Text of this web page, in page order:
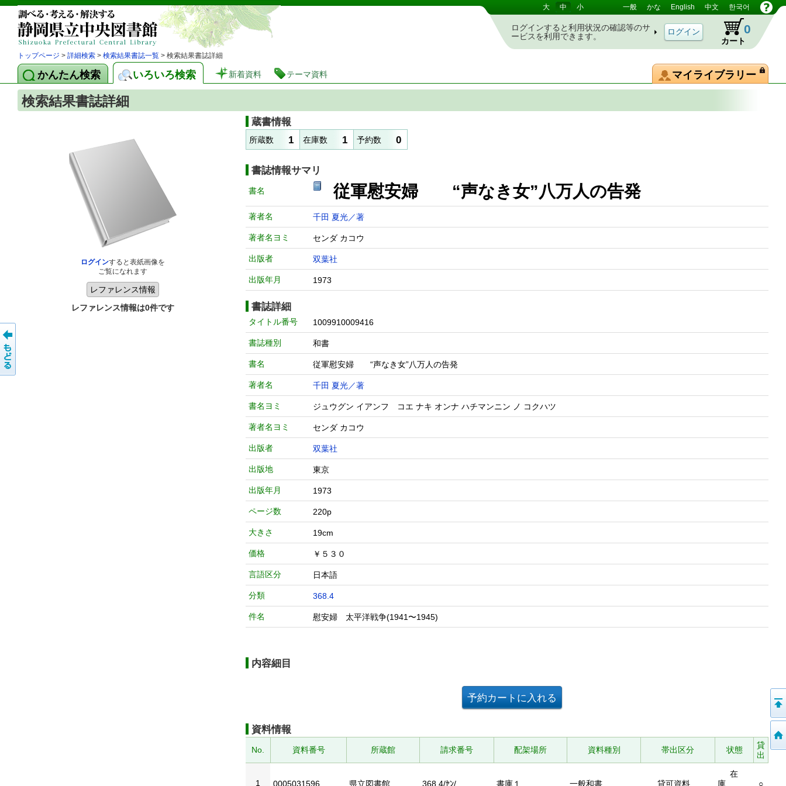
静岡県立図書館 蔵書検索・予約システム 大 中 小 一般 かな English 中文 한국어
ログインすると利用状況の確認等のサ
ービスを利用できます。
カート
0
トップページ > 詳細検索 > 検索結果書誌一覧 > 検索結果書誌詳細
かんたん検索 いろいろ検索 新着資料 テーマ資料 マイライブラリー
検索結果書誌詳細
ログインすると表紙画像を
ご覧になれます
レファレンス情報は0件です
蔵書情報
所蔵数 1 在庫数 1 予約数 0
書誌情報サマリ
書名 従軍慰安婦 “声なき女”八万人の告発
著者名 千田 夏光／著
著者名ヨミ センダ カコウ
出版者 双葉社
出版年月 1973
書誌詳細
タイトル番号 1009910009416
書誌種別 和書
書名 従軍慰安婦 “声なき女”八万人の告発
著者名 千田 夏光／著
書名ヨミ ジュウグン イアンフ コエ ナキ オンナ ハチマンニン ノ コクハツ
著者名ヨミ センダ カコウ
出版者 双葉社
出版地 東京
出版年月 1973
ページ数 220p
大きさ 19cm
価格 ￥５３０
言語区分 日本語
分類 368.4
件名 慰安婦 太平洋戦争(1941〜1945)
内容細目
資料情報
No. 資料番号 所蔵館 請求番号 配架場所 資料種別 帯出区分 状態
貸
出
1 0005031596 県立図書館 368.4/ｾﾝ/ 書庫１ 一般和書 貸可資料
在
庫
○